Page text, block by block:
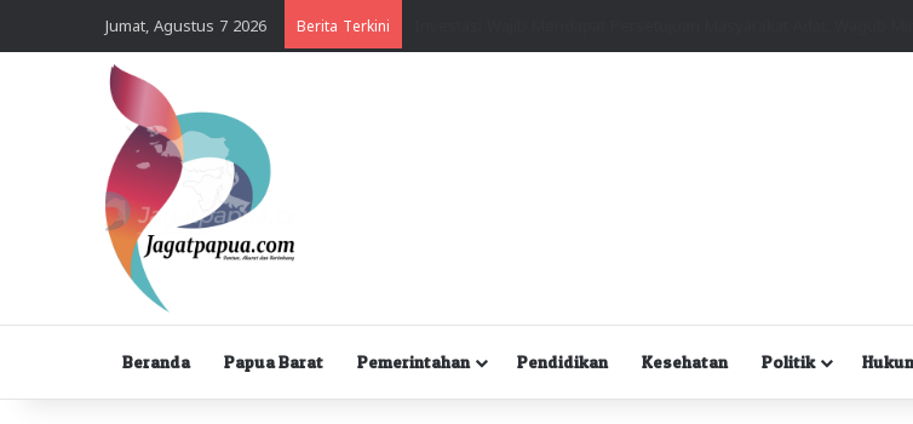
Jumat, Agustus 7 2026 Berita Terkini
Beranda Papua Barat Pemerintahan Pendidikan Kesehatan Politik